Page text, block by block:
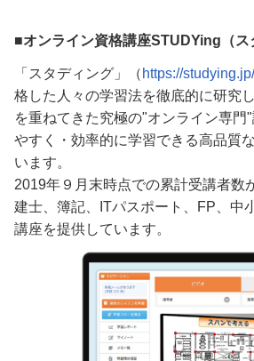
■オンライン資格講座STUDYing（ス
「スタディング」（ https://studying.jp/
格した人々の学習法を徹底的に研究
を重ねてきた究極の"オンライン専門
やすく・効率的に学習できる高品質
います。
2019年９月末時点での累計受講者数
建士、簿記、ITパスポート、FP、中
講座を提供しています。